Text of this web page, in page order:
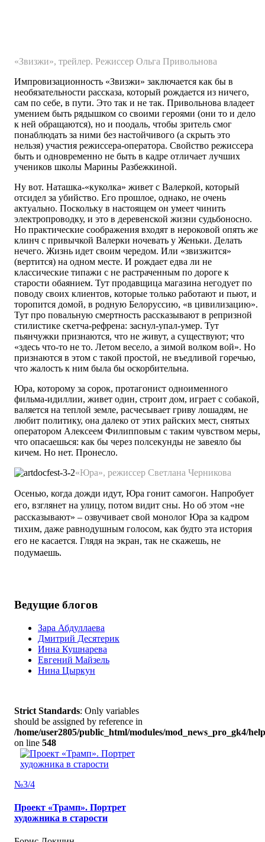
«Звизжи», трейлер. Режиссер Ольга Привольнова
Импровизационность «Звизжи» заключается как бы в
необязательности рассказа, который рождается из ничего,
сам по себе, в пути. Это так и не так. Привольнова владеет
умением быть рядышком со своими героями (они то и дело
к ней обращаются), но и поодаль, чтобы зритель смог
понаблюдать за ними без настойчивого (а скрыть это
нельзя) участия режиссера-оператора. Свойство режиссера
быть и одновременно не быть в кадре отличает лучших
учеников школы Марины Разбежкиной.
Ну вот. Наташка-«куколка» живет с Валеркой, который
отсидел за убийство. Его прошлое, однако, не очень
актуально. Поскольку в настоящем он умеет чинить
электропроводку, и это в деревенской жизни судьбоносно.
Но практические соображения входят в нероковой опять же
клинч с привычкой Валерки ночевать у Женьки. Делать
нечего. Жизнь идет своим чередом. Или «звизжится»
(вертится) на одном месте. И рождает едва ли не
классические типажи с не растраченным по дороге к
старости обаянием. Тут продавщица магазина негодует по
поводу своих клиентов, которые только работают и пьют, и
торопится домой, в родную Белоруссию, «в цивилизацию».
Тут про повальную смертность рассказывают в репризной
стилистике скетча-рефрена: заснул-упал-умер. Тут
пьянчужки признаются, что не живут, а существуют; что
«здесь что-то не то. Летом весело, а зимой волком вой». Но
признаются в этом с такой простой, не въедливой горечью,
что жалость к ним была бы оскорбительна.
Юра, которому за сорок, протагонист одноименного
фильма-идиллии, живет один, строит дом, играет с собакой,
валяется на теплой земле, расчесывает гриву лошадям, не
любит политику, она далеко от этих райских мест, снятых
оператором Алексеем Филипповым с таким чувством меры,
что опасаешься: как бы через полсекунды не завеяло бы
кичем. Но нет. Пронесло.
«Юра», режиссер Светлана Черникова
Осенью, когда дожди идут, Юра гонит самогон. Напробует
его, взглянет на улицу, потом видит сны. Но об этом «не
рассказывают» – озвучивает свой монолог Юра за кадром
тихим, даже равнодушным голосом, как будто эта история
его не касается. Глядя на экран, так не скажешь, не
подумаешь.
Ведущие блогов
Зара Абдуллаева
Дмитрий Десятерик
Инна Кушнарева
Евгений Майзель
Нина Цыркун
Strict Standards: Only variables
should be assigned by reference in
/home/user2805/public_html/modules/mod_news_pro_gk4/
on line 548
№3/4
Проект «Трамп». Портрет
художника в старости